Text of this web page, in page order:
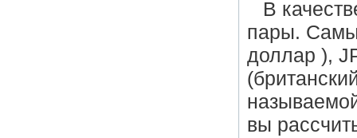
В
пары.
доллар ),
вы